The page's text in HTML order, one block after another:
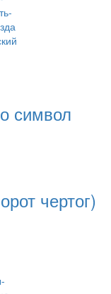
символ
чертог)